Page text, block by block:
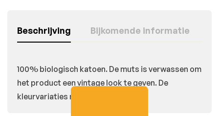
Beschrijving Bijkomende informatie
100% biologisch katoen. De muts is verwassen om
het product een vintage look te geven. De
kleurvariaties maken elk stuk uniek.